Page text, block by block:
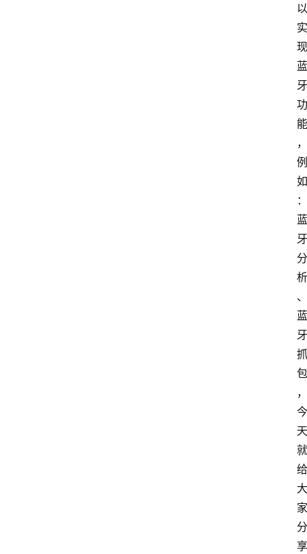
以
实
现
蓝
牙
功
能
，
例
如
：
蓝
牙
分
析
、
蓝
牙
抓
包
，
今
天
就
给
大
家
分
享